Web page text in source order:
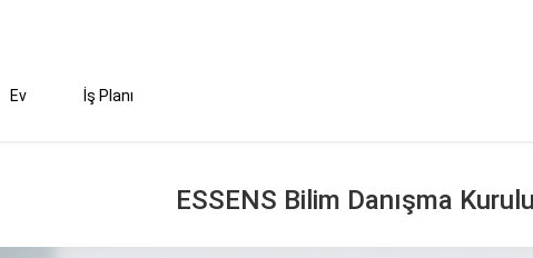
Ev İş Planı
ESSENS Bilim Danışma Kurulu